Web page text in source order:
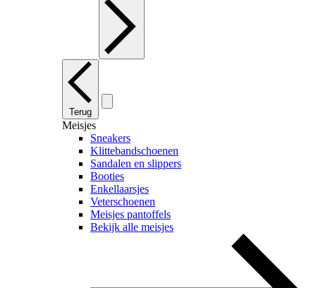
Terug
Meisjes
Sneakers
Klittebandschoenen
Sandalen en slippers
Booties
Enkellaarsjes
Veterschoenen
Meisjes pantoffels
Bekijk alle meisjes